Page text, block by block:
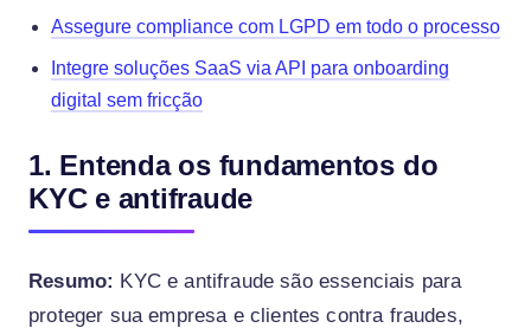
Assegure compliance com LGPD em todo o processo
Integre soluções SaaS via API para onboarding
digital sem fricção
1. Entenda os fundamentos do
KYC e antifraude
Resumo: KYC e antifraude são essenciais para
proteger sua empresa e clientes contra fraudes,